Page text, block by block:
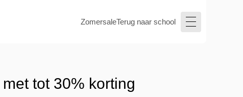
ZomersaleTerug naar school
tot 30% korting